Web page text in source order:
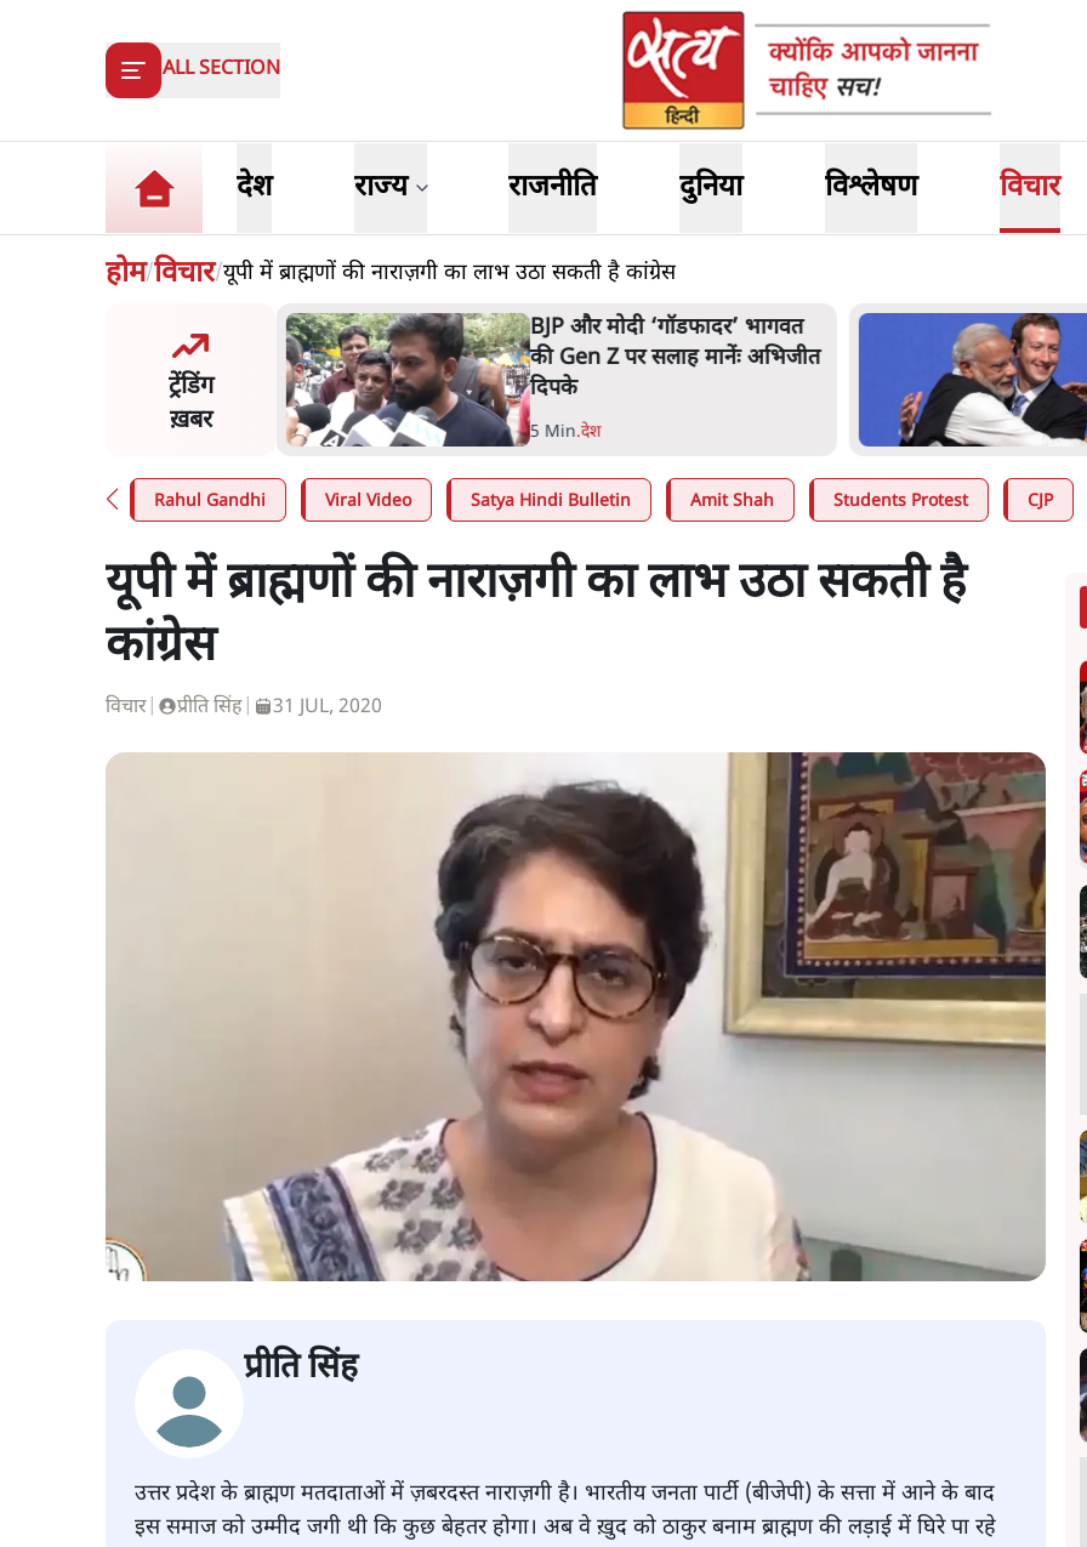
ALL SECTION
देश राज्य राजनीति दुनिया विश्लेषण विचार
होम/विचार/यूपी में ब्राह्मणों की नाराज़गी का लाभ उठा सकती है कांग्रेस
ट्रेंडिंग
ख़बर
में काला नहीं, पूरी दाल ही
वाहनों को बरबाद कर रहा है
BJP और मोदी ‘गॉडफादर’ भागवत
की Gen Z पर सलाह मानेंः अभिजीत
दिपके
5 Min.देश
Rahul Gandhi Viral Video Satya Hindi Bulletin Amit Shah Students Protest CJP
यूपी में ब्राह्मणों की नाराज़गी का लाभ उठा सकती है
कांग्रेस
विचार प्रीति सिंह 31 JUL, 2020
प्रीति सिंह
उत्तर प्रदेश के ब्राह्मण मतदाताओं में ज़बरदस्त नाराज़गी है। भारतीय जनता पार्टी (बीजेपी) के सत्ता में आने के बाद
इस समाज को उम्मीद जगी थी कि कुछ बेहतर होगा। अब वे ख़ुद को ठाकुर बनाम ब्राह्मण की लड़ाई में घिरे पा रहे